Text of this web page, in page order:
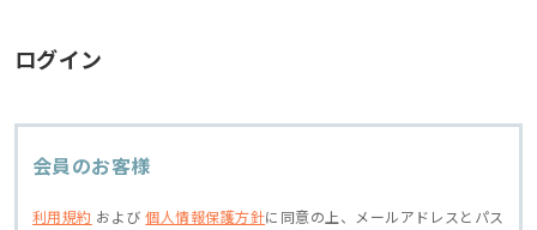
ログイン
会員のお客様
利用規約 および個人情報保護方針に同意の上、
メールアドレスとパス